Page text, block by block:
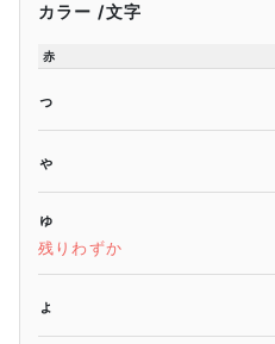
カラー 文字
赤
っ
ゃ
ゅ
残りわずか
ょ